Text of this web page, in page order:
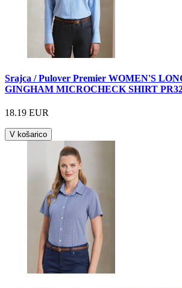
Srajca / Pulover Premier WOMEN'S
GINGHAM MICROCHECK SHIRT
18.19 EUR
V košarico